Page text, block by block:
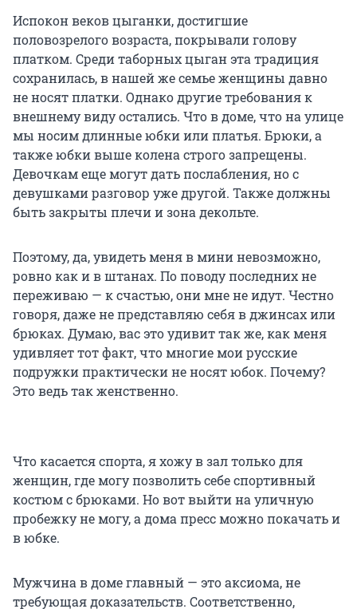
Испокон веков цыганки, достигшие
половозрелого возраста, покрывали голову
платком. Среди таборных цыган эта традиция
сохранилась, в нашей же семье женщины давно
не носят платки. Однако другие требования к
внешнему виду остались. Что в доме, что на улице
мы носим длинные юбки или платья. Брюки, а
также юбки выше колена строго запрещены.
Девочкам еще могут дать послабления, но с
девушками разговор уже другой. Также должны
быть закрыты плечи и зона декольте.
Поэтому, да, увидеть меня в мини невозможно,
ровно как и в штанах. По поводу последних не
переживаю — к счастью, они мне не идут. Честно
говоря, даже не представляю себя в джинсах или
брюках. Думаю, вас это удивит так же, как меня
удивляет тот факт, что многие мои русские
подружки практически не носят юбок. Почему?
Это ведь так женственно.
Что касается спорта, я хожу в зал только для
женщин, где могу позволить себе спортивный
костюм с брюками. Но вот выйти на уличную
пробежку не могу, а дома пресс можно покачать и
в юбке.
Мужчина в доме главный — это аксиома, не
требующая доказательств. Соответственно,